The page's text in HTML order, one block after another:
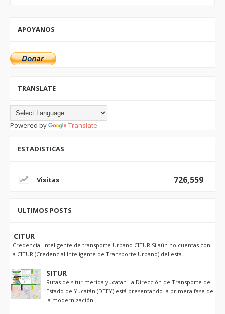
APOYANOS
TRANSLATE
Powered by Translate
ESTADISTICAS
726,559
ULTIMOS POSTS
CITUR
Credencial Inteligente de transporte Urbano CITUR Si aún no cuentas con
la CITUR (Credencial Inteligente de Transporte Urbano) del esta...
SITUR
Rutas de situr merida yucatan La Dirección de Transporte del
Estado de Yucatán (DTEY) está presentando la primera fase de
la modernización...